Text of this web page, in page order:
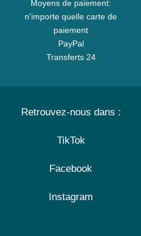
Moyens de paiement:
n'importe quelle carte de
paiement
PayPal
Transferts 24
Retrouvez-nous dans :
TikTok
Facebook
Instagram